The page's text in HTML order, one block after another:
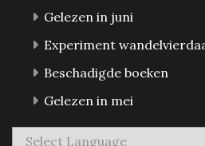
Gelezen in juni
Experiment
Beschadigde boeken
Gelezen in mei